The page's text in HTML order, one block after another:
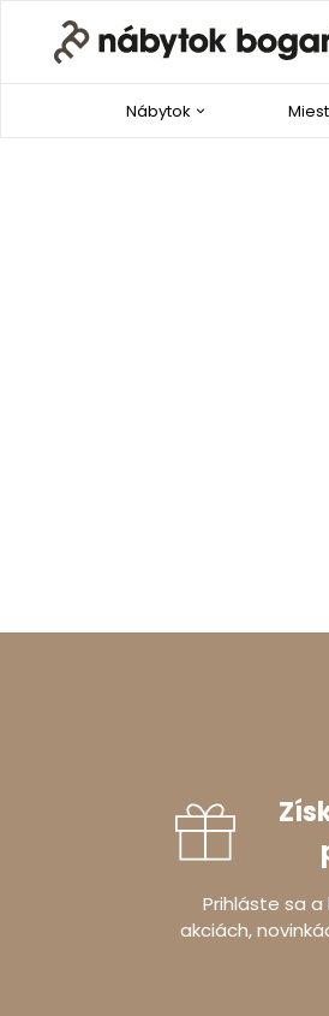
Nábytok
Prihláste sa
akciách,